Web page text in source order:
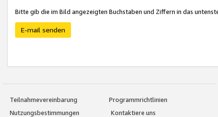
Bitte gib die im Bild angezeigten Buchstaben und Ziffern in das
E-mail senden
Teilnahmevereinbarung
Programmrichtlinien
Nutzungsbestimmungen
Kontaktiere uns